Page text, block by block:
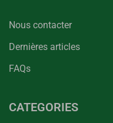
Nous contacter
Dernières articles
FAQs
CATEGORIES